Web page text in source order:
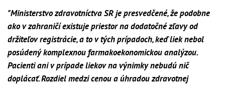
"Ministerstvo zdravotníctva SR je presvedčené, že podobne
ako v zahraničí existuje priestor na dodatočné zľavy od
držiteľov registrácie, a to v tých prípadoch, keď liek nebol
posúdený komplexnou farmakoekonomickou analýzou.
Pacienti ani v prípade liekov na výnimky nebudú nič
doplácať. Rozdiel medzi cenou a úhradou zdravotnej